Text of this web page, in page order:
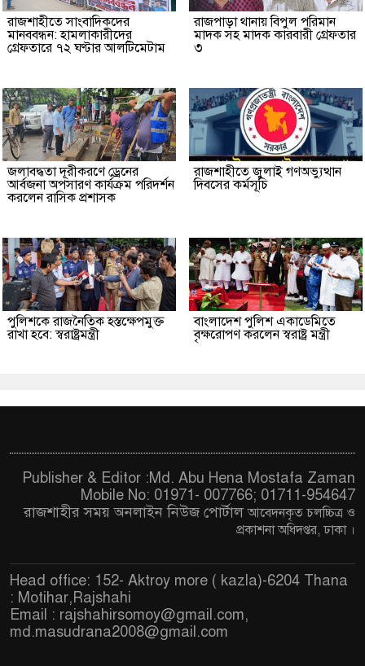
রাজশাহীতে সাংবাদিকদের
মানববন্ধন: হামলাকারীদের
গ্রেফতারে ৭২ ঘণ্টার আলটিমেটাম
রাজপাড়া থানায় বিপুল পরিমান
মাদক সহ মাদক কারবারী গ্রেফতার
৩
জলাবদ্ধতা দূরীকরণে ড্রেনের
আর্বজনা অপসারণ কার্যক্রম পরিদর্শন
করলেন রাসিক প্রশাসক
রাজশাহীতে জুলাই গণঅভ্যুত্থান
দিবসের কর্মসূচি
পুলিশকে রাজনৈতিক হস্তক্ষেপমুক্ত
রাখা হবে: স্বরাষ্ট্রমন্ত্রী
বাংলাদেশ পুলিশ একাডেমিতে
বৃক্ষরোপণ করলেন স্বরাষ্ট্র মন্ত্রী
Publisher & Editor :Md. Abu Hena Mostafa Zaman
Mobile No: 01971- 007766; 01711-954647
রাজশাহীর সময় অনলাইন নিউজ পোর্টালআবেদনকৃত চলচ্চিত্র ও
প্রকাশনা অধিদপ্তর, ঢাকা ।
Head office: 152- Aktroy more ( kazla)-6204 Thana
: Motihar,Rajshahi
Email : rajshahirsomoy@gmail.com,
md.masudrana2008@gmail.com